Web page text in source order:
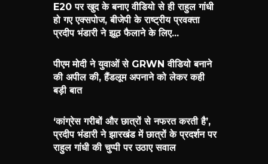
E20 पर खुद के बनाए वीडियो से ही राहुल गांधी
हो गए एक्सपोज, बीजेपी के राष्ट्रीय प्रवक्ता
प्रदीप भंडारी ने झूठ फैलाने के लिए...
पीएम मोदी ने युवाओं से GRWN वीडियो बनाने
की अपील की, हैंडलूम अपनाने को लेकर कही
बड़ी बात
‘कांग्रेस गरीबों और छात्रों से नफरत करती है’,
प्रदीप भंडारी ने झारखंड में छात्रों के प्रदर्शन पर
राहुल गांधी की चुप्पी पर उठाए सवाल